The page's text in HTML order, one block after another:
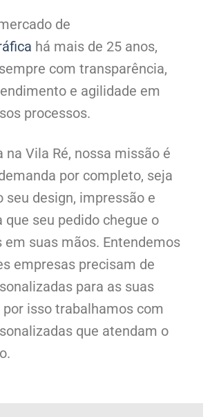
de
há mais de 25 anos,
com transparência,
e agilidade em
processos.
na Vila Ré, nossa missão é
por completo, seja
seu design, impressão e
que seu pedido chegue o
em suas mãos. Entendemos
empresas precisam de
para as suas
por isso trabalhamos com
que atendam o